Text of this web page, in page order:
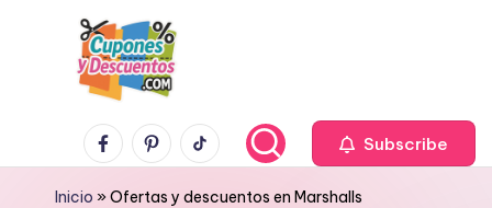
C
u
Ahorra
con
FacebookPinterestTikTok Subscribe
Inicio »Ofertas y descuentos en Marshalls